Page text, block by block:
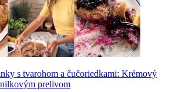
s tvarohom a čučoriedkami: Krémový
prelivom